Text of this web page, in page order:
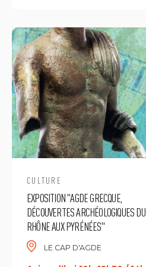
CULTURE
EXPOSITION "AGDE GRECQUE,
DÉCOUVERTES ARCHÉOLOGIQUES DU
RHÔNE AUX PYRÉNÉES"
LE CAP D'AGDE